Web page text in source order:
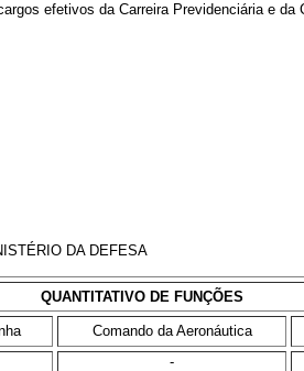
efetivos da Carreira Previdenciária e da
DA DEFESA
QUANTITATIVO DE FUNÇÕES
Comando da Aeronáutica
-